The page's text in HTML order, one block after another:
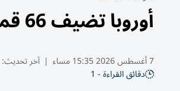
أوروبا تضيف 66 قمراً لكوكبة «IRIS2»
7 أغسطس 2026 15:35 مساء | آخر تحديث:
دقائق القراءة - 1